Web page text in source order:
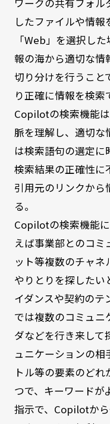
したファイルや情報
「Web」を選択し
報の海から適切な情
切り分けを行うこと
り正確に情報を検索
Copilotの検索機能
脈を理解し、適切な
は検索語句の選定
検索結果の正確性に
引用元のリンクから
る。
Copilotの検索機能
えば事業部とのコ
ット等複数のチャ
やりとりを探したい
イダンスや契約のテ
では複数のコミュニ
ダなどを行き来して
ュニケーションの
トル等の要素のど
つで、キーワードが
指示で、Copilotか